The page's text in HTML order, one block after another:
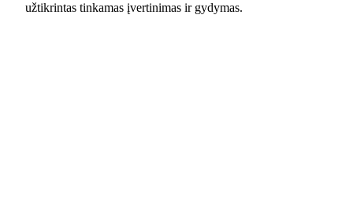
užtikrintas tinkamas įvertinimas ir gydymas.